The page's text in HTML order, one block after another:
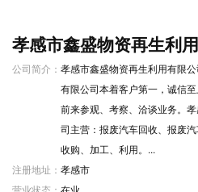
孝感市鑫盛物资再生利
公司简介： 孝感市鑫盛物资再生利用有限
有限公司本着客户第一，诚信
前来参观、考察、洽谈业务。
司主营：报废汽车回收、报废
收购、加工、利用。...
注册地址： 孝感市